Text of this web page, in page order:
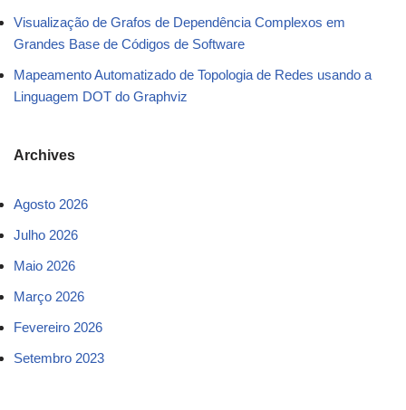
Visualização de Grafos de Dependência Complexos em
Grandes Base de Códigos de Software
Mapeamento Automatizado de Topologia de Redes usando a
Linguagem DOT do Graphviz
Archives
Agosto 2026
Julho 2026
Maio 2026
Março 2026
Fevereiro 2026
Setembro 2023